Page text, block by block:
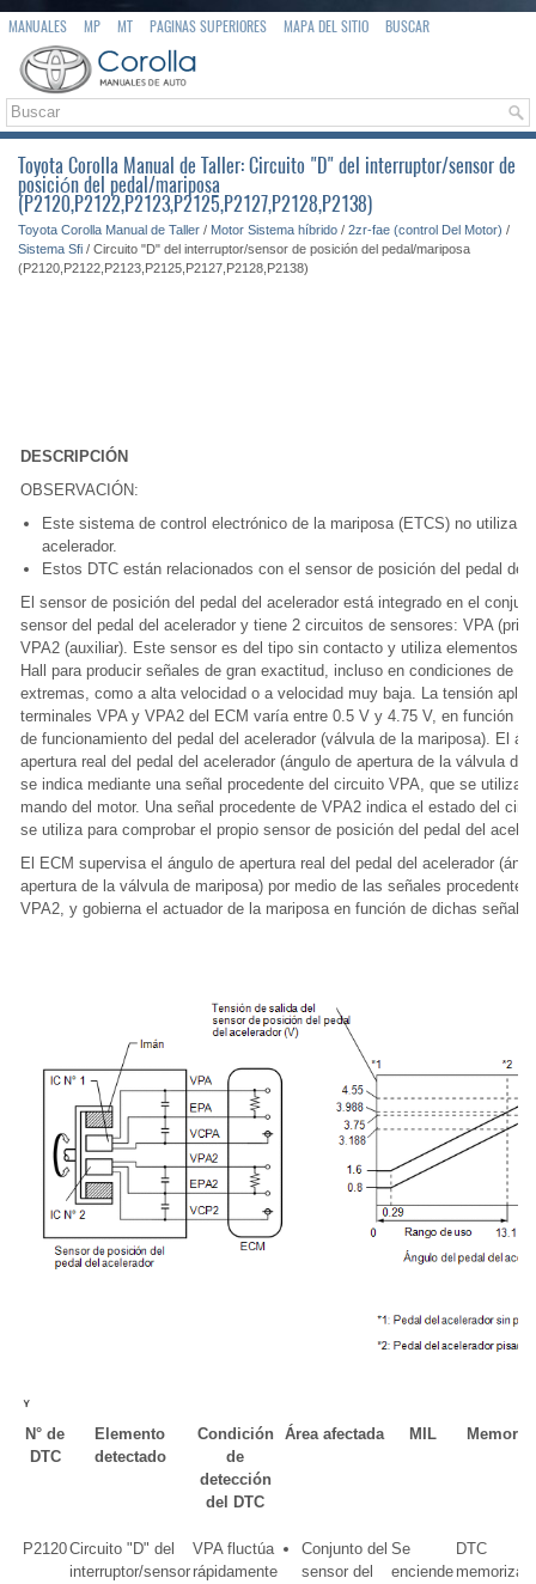
MANUALES MP MT PAGINAS SUPERIORES MAPA DEL SITIO BUSCAR
Toyota Corolla Manual de Taller: Circuito "D" del interruptor/sensor de
posición del pedal/mariposa
(P2120,P2122,P2123,P2125,P2127,P2128,P2138)
Toyota Corolla Manual de Taller / Motor Sistema híbrido / 2zr-fae (control Del Motor) /
Sistema Sfi / Circuito "D" del interruptor/sensor de posición del pedal/mariposa
(P2120,P2122,P2123,P2125,P2127,P2128,P2138)
DESCRIPCIÓN
OBSERVACIÓN:
Este sistema de control electrónico de la mariposa (ETCS) no utiliza
acelerador.
Estos DTC están relacionados con el sensor de posición del pedal del
El sensor de posición del pedal del acelerador está integrado en el
sensor del pedal del acelerador y tiene 2 circuitos de sensores: VPA
VPA2 (auxiliar). Este sensor es del tipo sin contacto y utiliza elementos
Hall para producir señales de gran exactitud, incluso en condiciones de
extremas, como a alta velocidad o a velocidad muy baja. La tensión
terminales VPA y VPA2 del ECM varía entre 0.5 V y 4.75 V, en función
de funcionamiento del pedal del acelerador (válvula de la mariposa). El
apertura real del pedal del acelerador (ángulo de apertura de la válvula de
se indica mediante una señal procedente del circuito VPA, que se utiliza
mando del motor. Una señal procedente de VPA2 indica el estado del
se utiliza para comprobar el propio sensor de posición del pedal del
El ECM supervisa el ángulo de apertura real del pedal del acelerador
apertura de la válvula de mariposa) por medio de las señales procedentes
VPA2, y gobierna el actuador de la mariposa en función de dichas
N° de
DTC
Elemento
detectado
Condición
de
detección
del DTC
Área afectada MIL Memoria
P2120Circuito "D" del
interruptor/sensor
VPA fluctúa
rápidamente
Conjunto del
sensor del
Se
enciende
DTC